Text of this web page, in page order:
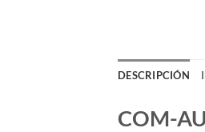
DESCRIPCIÓN
COM-